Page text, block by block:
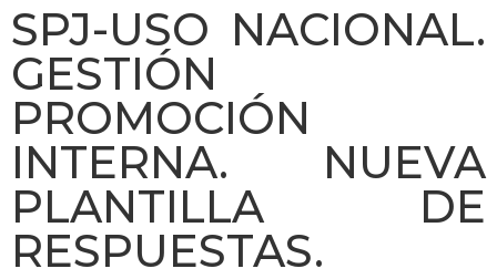
SPJ-USO NACIONAL.
GESTIÓN
PROMOCIÓN
INTERNA. NUEVA
PLANTILLA DE
RESPUESTAS.